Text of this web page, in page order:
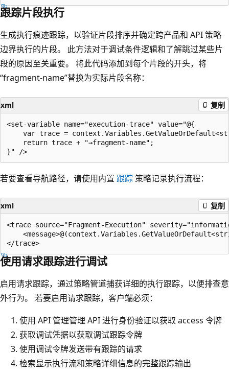
跟踪片段执行
生成执行痕迹跟踪，以验证片段排序并确定跨产品和 API 策略
边界执行的片段。 此方法对于调试条件逻辑和了解跳过某些片
段的原因至关重要。 将此代码添加到每个片段的开头，将
“fragment-name”替换为实际片段名称：
xml 复制
<set-variable name="execution-trace" value="@{
var trace =
    return trace + "→fragment-name";
若要查看导航路径，请使用内置 跟踪策略记录执行流程：
xml 复制
<trace source="Fragment-Execution"
使用请求跟踪进行调试
启用请求跟踪，通过策略管道捕获详细的执行跟踪，以便排查意
外行为。 若要启用请求跟踪，客户端必须：
使用 API 管理管理 API 进行身份验证以获取 access 令牌
获取调试凭据以获取调试跟踪令牌
使用调试令牌发送带有跟踪的请求
检索显示执行流和策略详细信息的完整跟踪输出